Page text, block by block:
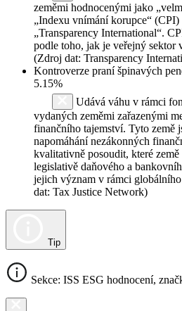
zeměmi hodnocenými jako
„Indexu vnímání korupce“
„Transparency International“.
podle toho, jak je veřejný sektor
(Zdroj dat: Transparency
Kontroverze praní špinavých
5.15%
Udává váhu v rámci
vydaných zeměmi zařazenými
finančního tajemství. Tyto země
napomáhání nezákonných
kvalitativně posoudit, které
legislativě daňového a
jejich význam v rámci
dat: Tax Justice Network)
Tip
Sekce: ISS ESG hodnocení,